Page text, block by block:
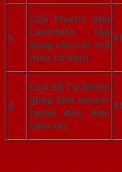
5
Cửa Plastic phủ
Laminate (Áp
dụng cho các mã
màu cơ bản)
6
Cửa Gỗ Tự Nhiên
ghép phủ veneer
(xoan đào, Ash,
căm xe)